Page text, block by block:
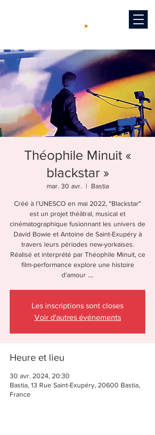
Théophile Minuit «
blackstar »
mar. 30 avr.
  |
Bastia
Créé à l’UNESCO en mai 2022, "Blackstar"
est un projet théâtral, musical et
cinématographique fusionnant les univers de
David Bowie et Antoine de Saint-Exupéry à
travers leurs périodes new-yorkaises.
Réalisé et interprété par Théophile Minuit, ce
film-performance explore une histoire
d'amour ....
Les inscriptions sont closes
Voir d'autres événements
Heure et lieu
30 avr. 2024, 20:30
Bastia, 13 Rue Saint-Exupéry, 20600 Bastia,
France